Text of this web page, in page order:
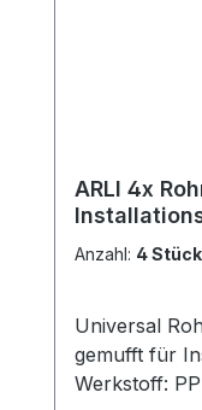
ARLI 4x
Anzahl: 4 Stück
Universal
gemufft für
Werkstoff: PP - Farbe: Weiss ( RAL 9010